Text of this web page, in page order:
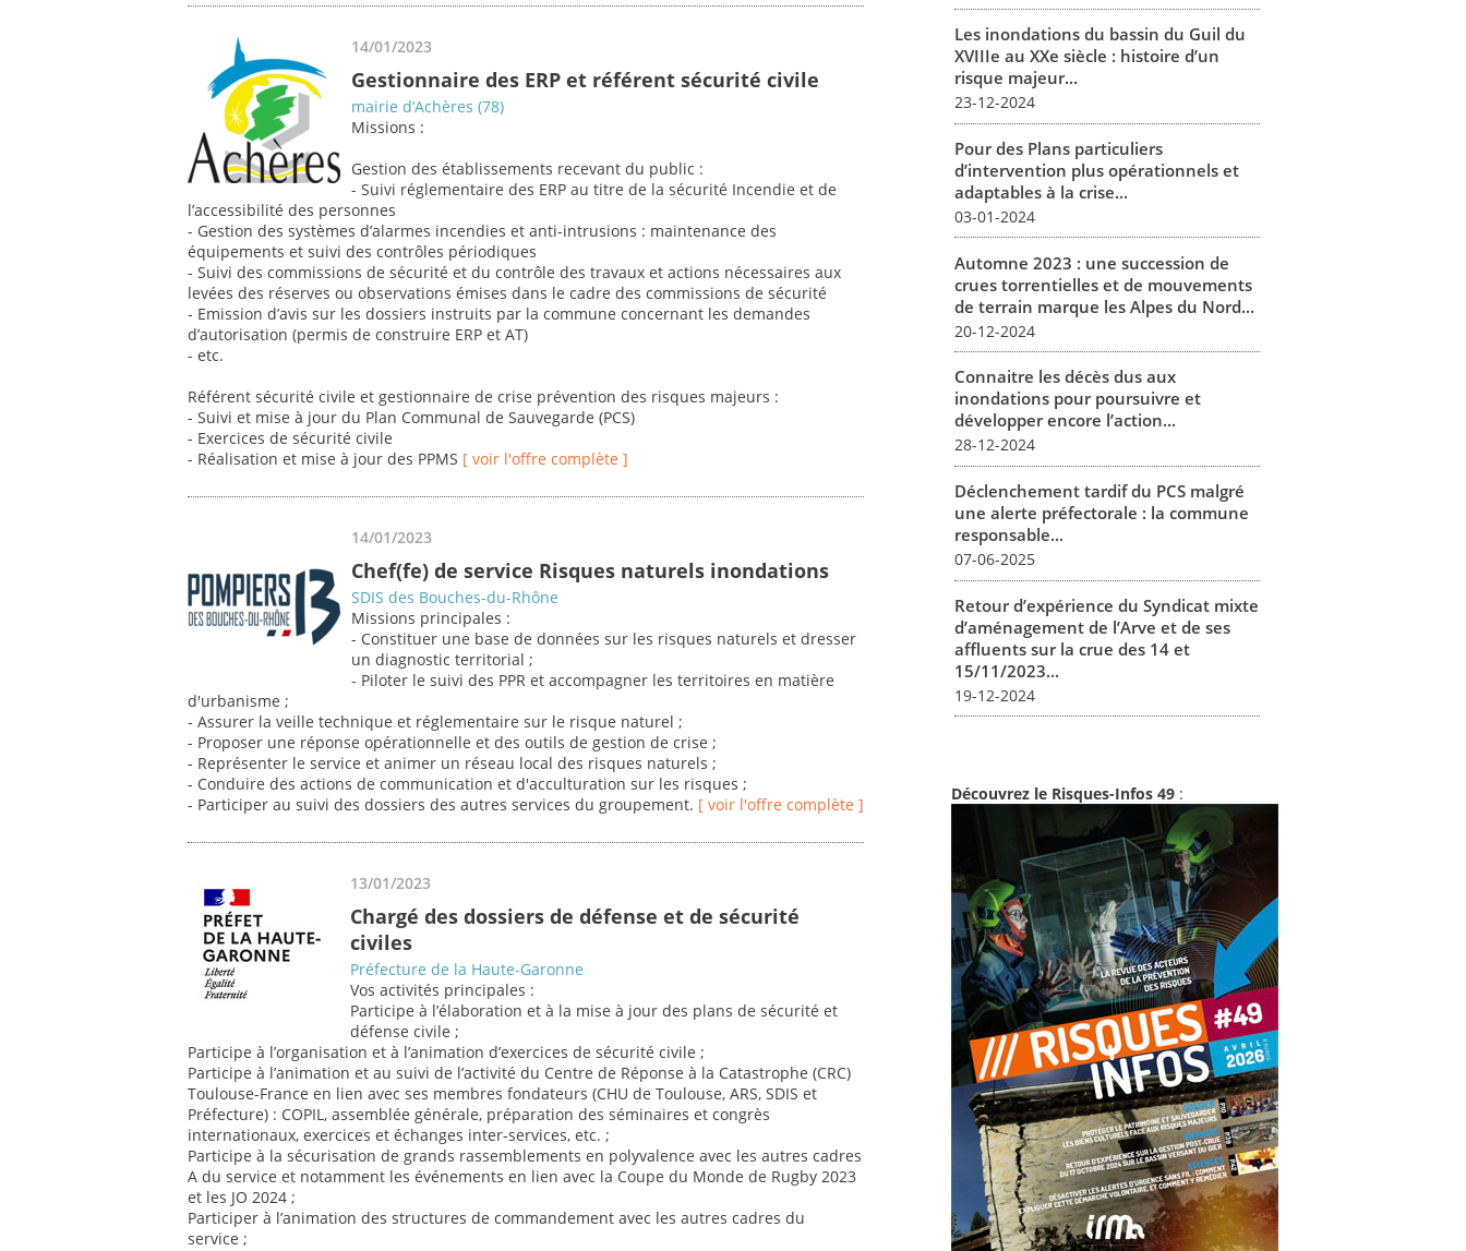
14/01/2023
Gestionnaire des ERP et référent sécurité civile
mairie d’Achères (78)
Missions :
Gestion des établissements recevant du public :
- Suivi réglementaire des ERP au titre de la sécurité Incendie et de
l’accessibilité des personnes
- Gestion des systèmes d’alarmes incendies et anti-intrusions : maintenance des
équipements et suivi des contrôles périodiques
- Suivi des commissions de sécurité et du contrôle des travaux et actions nécessaires aux
levées des réserves ou observations émises dans le cadre des commissions de sécurité
- Emission d’avis sur les dossiers instruits par la commune concernant les demandes
d’autorisation (permis de construire ERP et AT)
- etc.
Référent sécurité civile et gestionnaire de crise prévention des risques majeurs :
- Suivi et mise à jour du Plan Communal de Sauvegarde (PCS)
- Exercices de sécurité civile
- Réalisation et mise à jour des PPMS [ voir l'offre complète ]
14/01/2023
Chef(fe) de service Risques naturels inondations
SDIS des Bouches-du-Rhône
Missions principales :
- Constituer une base de données sur les risques naturels et dresser
un diagnostic territorial ;
- Piloter le suivi des PPR et accompagner les territoires en matière
d'urbanisme ;
- Assurer la veille technique et réglementaire sur le risque naturel ;
- Proposer une réponse opérationnelle et des outils de gestion de crise ;
- Représenter le service et animer un réseau local des risques naturels ;
- Conduire des actions de communication et d'acculturation sur les risques ;
- Participer au suivi des dossiers des autres services du groupement. [ voir l'offre complète ]
13/01/2023
Chargé des dossiers de défense et de sécurité
civiles
Préfecture de la Haute-Garonne
Vos activités principales :
Participe à l’élaboration et à la mise à jour des plans de sécurité et
défense civile ;
Participe à l’organisation et à l’animation d’exercices de sécurité civile ;
Participe à l’animation et au suivi de l’activité du Centre de Réponse à la Catastrophe (CRC)
Toulouse-France en lien avec ses membres fondateurs (CHU de Toulouse, ARS, SDIS et
Préfecture) : COPIL, assemblée générale, préparation des séminaires et congrès
internationaux, exercices et échanges inter-services, etc. ;
Participe à la sécurisation de grands rassemblements en polyvalence avec les autres cadres
A du service et notamment les événements en lien avec la Coupe du Monde de Rugby 2023
et les JO 2024 ;
Participer à l’animation des structures de commandement avec les autres cadres du
service ;
Les inondations du bassin du Guil du
XVIIIe au XXe siècle : histoire d’un
risque majeur...
23-12-2024
Pour des Plans particuliers
d’intervention plus opérationnels et
adaptables à la crise...
03-01-2024
Automne 2023 : une succession de
crues torrentielles et de mouvements
de terrain marque les Alpes du Nord...
20-12-2024
Connaitre les décès dus aux
inondations pour poursuivre et
développer encore l’action...
28-12-2024
Déclenchement tardif du PCS malgré
une alerte préfectorale : la commune
responsable...
07-06-2025
Retour d’expérience du Syndicat mixte
d’aménagement de l’Arve et de ses
affluents sur la crue des 14 et
15/11/2023...
19-12-2024
Découvrez le Risques-Infos 49 :